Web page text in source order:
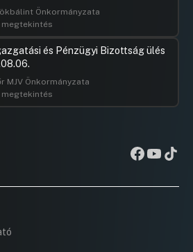
Önkormányzata
megtekintés
és Pénzügyi Bizottság ülés
MJV Önkormányzata
megtekintés